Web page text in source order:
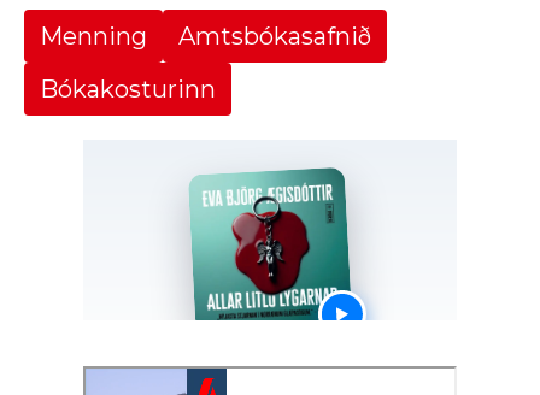
Menning
Amtsbókasafnið
Bókakosturinn